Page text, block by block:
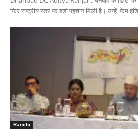
फिर राष्ट्रीय स्तर पर बड़ी पहचान मिली है। उन्हें 'फेम
Ranchi